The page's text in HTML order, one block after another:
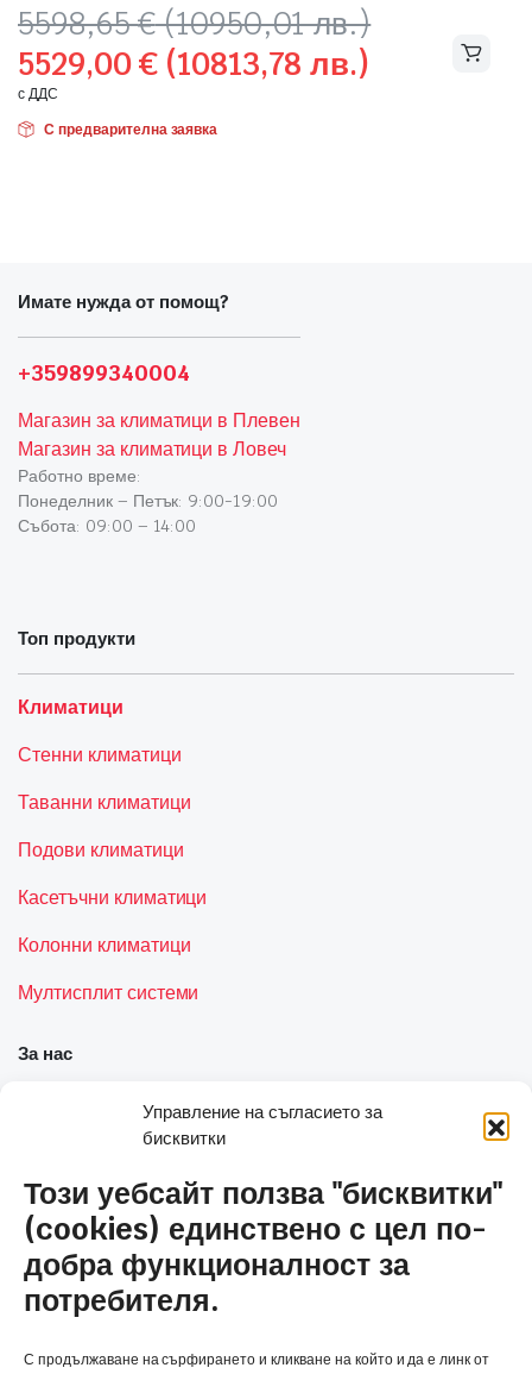
Управление на съгласието за
бисквитки
Този уебсайт ползва "бисквитки"
(cookies) единствено с цел по-
добра функционалност за
потребителя.
С продължаване на сърфирането и кликване на който и да е линк от
5598,65€(10950,01 лв.)
Original
price
was:
5598,65 €
(10950,01
5529,00€(10813,78 лв.)
Текущата
цена
е:
5529,00 €
(10813,78
с ДДС
С предварителна заявка
Имате нужда от помощ?
+359899340004
Магазин за климатици в Плевен
Магазин за климатици в Ловеч
Работно време:
Понеделник – Петък: 9:00-19:00
Събота: 09:00 – 14:00
Топ продукти
Климатици
Стенни климатици
Таванни климатици
Подови климатици
Касетъчни климатици
Колонни климатици
Мултисплит системи
За нас
Контакти
Полезни връзки